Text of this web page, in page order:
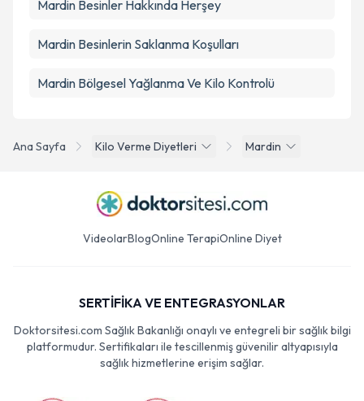
Ana Sayfa Kilo Verme Diyetleri Mardin
Mardin Besinler Hakkında Herşey
Mardin Besinlerin Saklanma Koşulları
Mardin Bölgesel Yağlanma Ve Kilo Kontrolü
VideolarBlogOnline TerapiOnline Diyet
SERTİFİKA VE ENTEGRASYONLAR
Doktorsitesi.com Sağlık Bakanlığı onaylı ve entegreli bir sağlık bilgi
platformudur. Sertifikaları ile tescillenmiş güvenilir altyapısıyla
sağlık hizmetlerine erişim sağlar.